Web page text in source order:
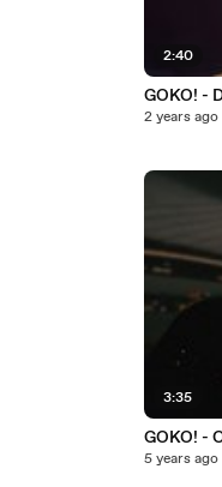
2:40
GOKO! -
2 years ago
3:35
GOKO! -
5 years ago